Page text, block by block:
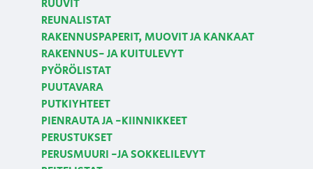
RUUVIT
REUNALISTAT
RAKENNUSPAPERIT, MUOVIT JA KANKAAT
RAKENNUS- JA KUITULEVYT
PYÖRÖLISTAT
PUUTAVARA
PUTKIYHTEET
PIENRAUTA JA -KIINNIKKEET
PERUSTUKSET
PERUSMUURI -JA SOKKELILEVYT